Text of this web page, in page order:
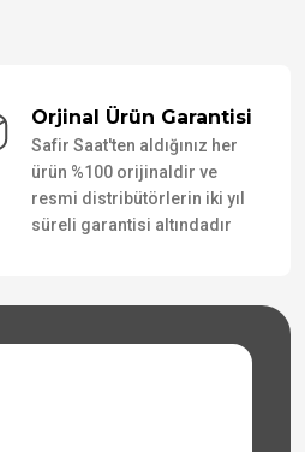
Orjinal Ürün Garantisi
Safir Saat'ten aldığınız her
ürün %100 orijinaldir ve
resmi distribütörlerin iki yıl
süreli garantisi altındadır